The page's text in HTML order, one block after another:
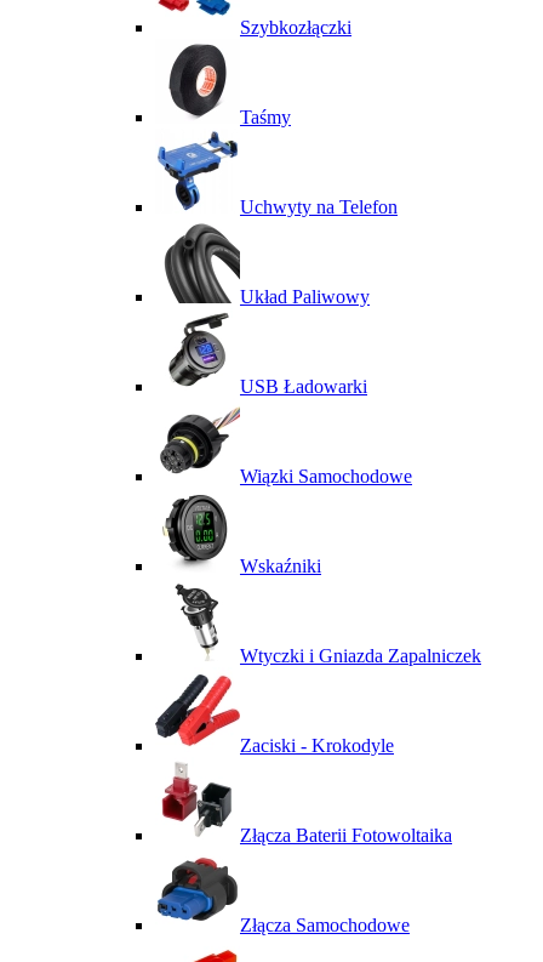
Szybkozłączki
Taśmy
Uchwyty na Telefon
Układ Paliwowy
USB Ładowarki
Wiązki Samochodowe
Wskaźniki
Wtyczki i Gniazda Zapalniczek
Zaciski - Krokodyle
Złącza Baterii Fotowoltaika
Złącza Samochodowe